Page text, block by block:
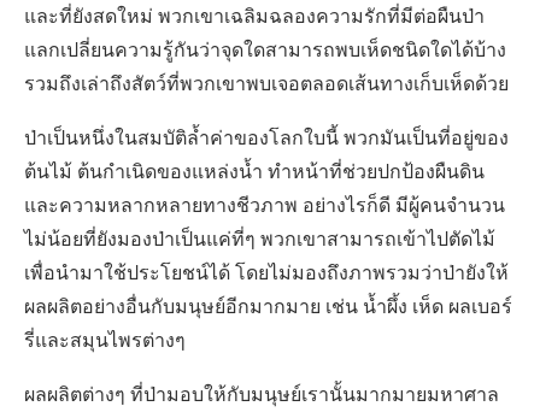
และที่ยังสดใหม่ พวกเขาเฉลิมฉลองความรักที่มีต่อผืนป่า
แลกเปลี่ยนความรู้กันว่าจุดใดสามารถพบเห็ดชนิดใดได้บ้าง
รวมถึงเล่าถึงสัตว์ที่พวกเขาพบเจอตลอดเส้นทางเก็บเห็ดด้วย
ป่าเป็นหนึ่งในสมบัติล้ำค่าของโลกใบนี้ พวกมันเป็นที่อยู่ของ
ต้นไม้ ต้นกำเนิดของแหล่งน้ำ ทำหน้าที่ช่วยปกป้องผืนดิน
และความหลากหลายทางชีวภาพ อย่างไรก็ดี มีผู้คนจำนวน
ไม่น้อยที่ยังมองป่าเป็นแค่ที่ๆ พวกเขาสามารถเข้าไปตัดไม้
เพื่อนำมาใช้ประโยชน์ได้ โดยไม่มองถึงภาพรวมว่าป่ายังให้
ผลผลิตอย่างอื่นกับมนุษย์อีกมากมาย เช่น น้ำผึ้ง เห็ด ผลเบอร์
รี่และสมุนไพรต่างๆ
ผลผลิตต่างๆ ที่ป่ามอบให้กับมนุษย์เรานั้นมากมายมหาศาล